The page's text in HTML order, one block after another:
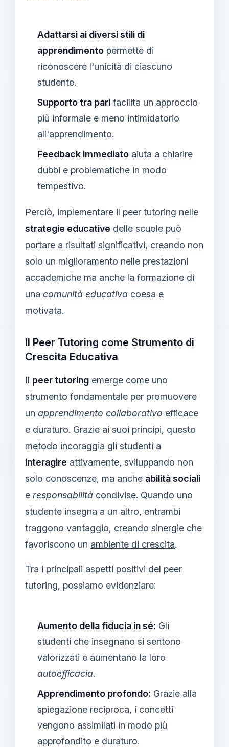
Adattarsi ai diversi stili di
apprendimento permette di
riconoscere l'unicità di ciascuno
studente.
Supporto tra pari facilita un approccio
più informale e meno intimidatorio
all'apprendimento.
Feedback immediato aiuta a chiarire
dubbi e problematiche in modo
tempestivo.
Perciò, implementare il peer tutoring nelle
strategie educative delle scuole può
portare a risultati significativi, creando non
solo un miglioramento nelle prestazioni
accademiche ma anche la formazione di
una comunità educativa coesa e
motivata.
Il Peer Tutoring come Strumento di
Crescita Educativa
Il peer tutoring emerge come uno
strumento fondamentale per promuovere
un apprendimento collaborativo efficace
e duraturo. Grazie ai suoi principi, questo
metodo incoraggia gli studenti a
interagire attivamente, sviluppando non
solo conoscenze, ma anche abilità sociali
e responsabilità condivise. Quando uno
studente insegna a un altro, entrambi
traggono vantaggio, creando sinergie che
favoriscono un ambiente di crescita.
Tra i principali aspetti positivi del peer
tutoring, possiamo evidenziare:
Aumento della fiducia in sé: Gli
studenti che insegnano si sentono
valorizzati e aumentano la loro
autoefficacia.
Apprendimento profondo: Grazie alla
spiegazione reciproca, i concetti
vengono assimilati in modo più
approfondito e duraturo.